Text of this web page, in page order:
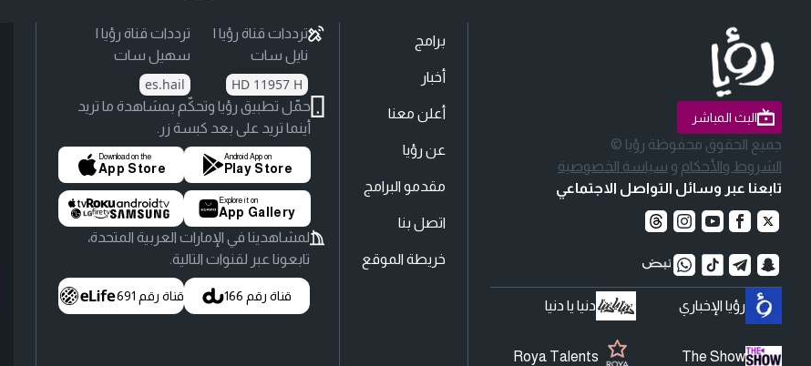
البث المباشر
جميع الحقوق محفوظة رؤيا ©
الشروط والأحكام و سياسة الخصوصية
تابعنا عبر وسائل التواصل الاجتماعي
رؤيا الإخباري دنيا يا دنيا
The Show
Roya Talents
برامج
أخبار
أعلن معنا
عن رؤيا
مقدمو البرامج
اتصل بنا
خريطة الموقع
ترددات قناة رؤيا |
نايل سات
HD 11957 H
ترددات قناة رؤيا |
سهيل سات
es.hail
حمّل تطبيق رؤيا وتحكّم بمشاهدة ما تريد
أينما تريد على بعد كبسة زر.
Android App on
Play Store
Download on the
App Store
Explore it on
App Gallery
لمشاهدينا في الإمارات العربية المتحدة،
تابعونا عبر لقنوات التالية.
قناة رقم 166 قناة رقم 691